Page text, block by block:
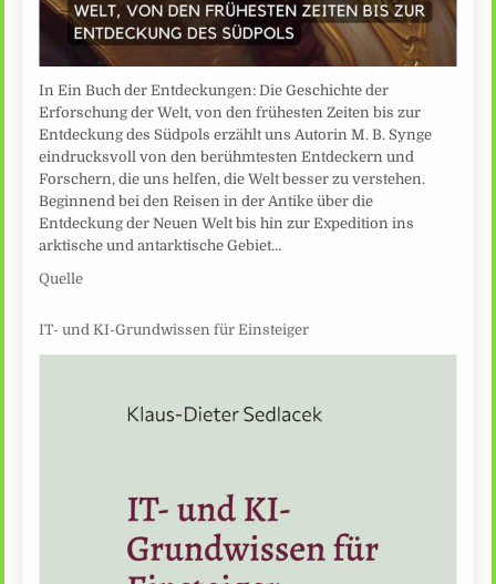
In Ein Buch der Entdeckungen: Die Geschichte der
Erforschung der Welt, von den frühesten Zeiten bis zur
Entdeckung des Südpols erzählt uns Autorin M. B. Synge
eindrucksvoll von den berühmtesten Entdeckern und
Forschern, die uns helfen, die Welt besser zu verstehen.
Beginnend bei den Reisen in der Antike über die
Entdeckung der Neuen Welt bis hin zur Expedition ins
arktische und antarktische Gebiet…
Quelle
IT- und KI-Grundwissen für Einsteiger